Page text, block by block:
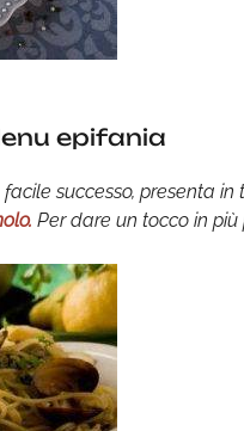
epifania
successo, presenta
Per dare un tocco in